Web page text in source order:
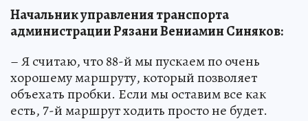
Начальник управления транспорта
администрации Рязани Вениамин Синяков:
– Я считаю, что 88-й мы пускаем по очень
хорошему маршруту, который позволяет
объехать пробки. Если мы оставим все как
есть, 7-й маршрут ходить просто не будет.